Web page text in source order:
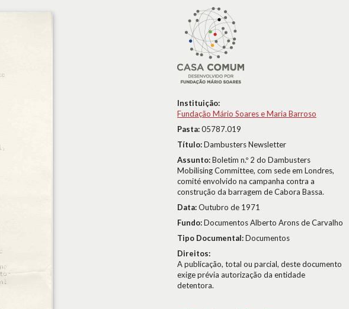
Instituição:
Fundação Mário Soares e Maria Barroso
Pasta:05787.019
Título:Dambusters Newsletter
Assunto:Boletim n.º 2 do Dambusters
Mobilising Committee, com sede em Londres,
comité envolvido na campanha contra a
construção da barragem de Cabora Bassa.
Data:Outubro de 1971
Fundo:Documentos Alberto Arons de Carvalho
Tipo Documental:Documentos
Direitos:
A publicação, total ou parcial, deste documento
exige prévia autorização da entidade
detentora.